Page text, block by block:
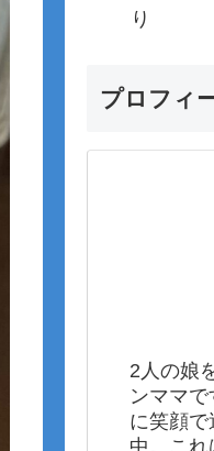
り
プロフィ
2人の娘
ンママ
に笑顔